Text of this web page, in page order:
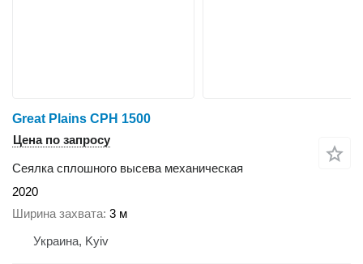
Great Plains CPH 1500
Цена по запросу
Сеялка сплошного высева механическая
2020
Ширина захвата 3 м
Украина, Kyiv